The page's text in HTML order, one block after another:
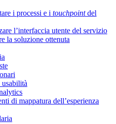
i processi e i touchpointdel
l’interfaccia utente del servizio
la soluzione ottenuta
di mappatura dell’esperienza